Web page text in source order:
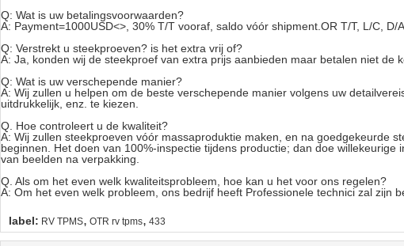
Q: Wat is uw betalingsvoorwaarden?
A: Payment=1000USD<>, 30% T/T vooraf, saldo vóór shipment.OR T/T, L/C, D/
Q: Verstrekt u steekproeven? is het extra vrij of?
A: Ja, konden wij de steekproef van extra prijs aanbieden maar betalen niet de
Q: Wat is uw verschepende manier?
A: Wij zullen u helpen om de beste verschepende manier volgens uw
uitdrukkelijk, enz. te kiezen.
Q. Hoe controleert u de kwaliteit?
A: Wij zullen steekproeven vóór massaproduktie maken, en na goedgekeurde
beginnen. Het doen van 100%-inspectie tijdens productie; dan doe willekeurige
van beelden na verpakking.
Q. Als om het even welk kwaliteitsprobleem, hoe kan u het voor ons regelen?
A: Om het even welk probleem, ons bedrijf heeft Professionele technici zal zijn
label: RV TPMS, OTR rv tpms, 433